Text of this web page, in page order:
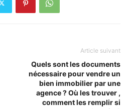
Article suivant
Quels sont les documents
nécessaire pour vendre un
bien immobilier par une
agence ? Où les trouver ,
comment les remplir si